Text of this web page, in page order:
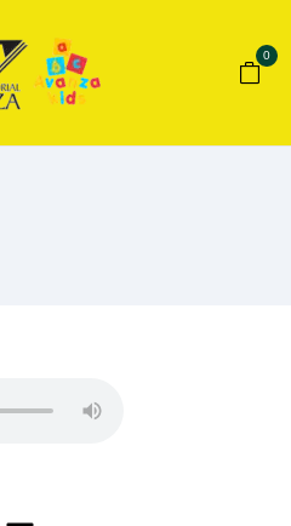
0